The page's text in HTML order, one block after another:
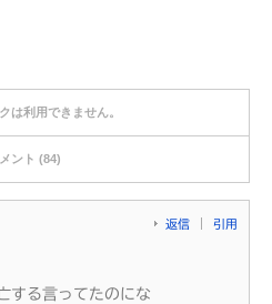
は利用できません。
ント (84)
返信 引用
する言ってたのにな